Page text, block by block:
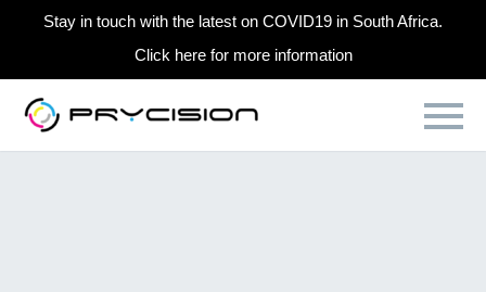
Stay in touch with the latest on COVID19 in South Africa.
Click here for more information